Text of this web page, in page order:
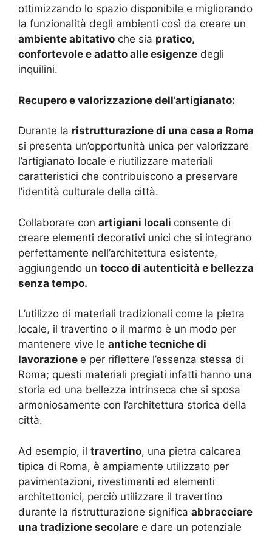
ottimizzando lo spazio disponibile e migliorando
la funzionalità degli ambienti così da creare un
ambiente abitativo che sia pratico,
confortevole e adatto alle esigenze degli
inquilini.
Recupero e valorizzazione dell’artigianato:
Durante la ristrutturazione di una casa a Roma
si presenta un’opportunità unica per valorizzare
l’artigianato locale e riutilizzare materiali
caratteristici che contribuiscono a preservare
l’identità culturale della città.
Collaborare con artigiani locali consente di
creare elementi decorativi unici che si integrano
perfettamente nell’architettura esistente,
aggiungendo un tocco di autenticità e bellezza
senza tempo.
L’utilizzo di materiali tradizionali come la pietra
locale, il travertino o il marmo è un modo per
mantenere vive le antiche tecniche di
lavorazione e per riflettere l’essenza stessa di
Roma; questi materiali pregiati infatti hanno una
storia ed una bellezza intrinseca che si sposa
armoniosamente con l’architettura storica della
città.
Ad esempio, il travertino, una pietra calcarea
tipica di Roma, è ampiamente utilizzato per
pavimentazioni, rivestimenti ed elementi
architettonici, perciò utilizzare il travertino
durante la ristrutturazione significa abbracciare
una tradizione secolare e dare un potenziale